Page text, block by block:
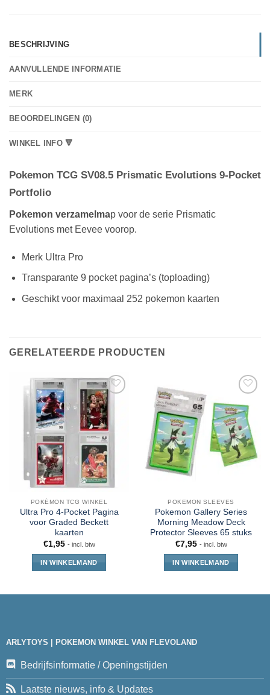
BESCHRIJVING
AANVULLENDE INFORMATIE
MERK
BEOORDELINGEN (0)
WINKEL INFO 🔻
Pokemon TCG SV08.5 Prismatic Evolutions 9-Pocket
Portfolio
Pokemon verzamelmap voor de serie Prismatic
Evolutions met Eevee voorop.
Merk Ultra Pro
Transparante 9 pocket pagina’s (toploading)
Geschikt voor maximaal 252 pokemon kaarten
GERELATEERDE PRODUCTEN
POKÉMON TCG WINKEL
Ultra Pro 4-Pocket Pagina
voor Graded Beckett
kaarten
€1,95 - incl. btw
IN WINKELMAND
POKEMON SLEEVES
Pokemon Gallery Series
Morning Meadow Deck
Protector Sleeves 65 stuks
€7,95 - incl. btw
IN WINKELMAND
ARLYTOYS | POKEMON WINKEL VAN FLEVOLAND
Bedrijfsinformatie / Openingstijden
Laatste nieuws, info & Updates